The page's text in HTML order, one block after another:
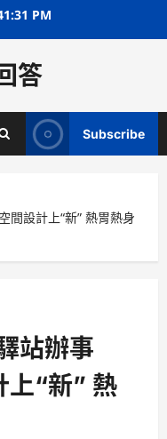
PM
答
Subscribe
間設計上“新” 熱胃熱身
站辦事
“新” 熱